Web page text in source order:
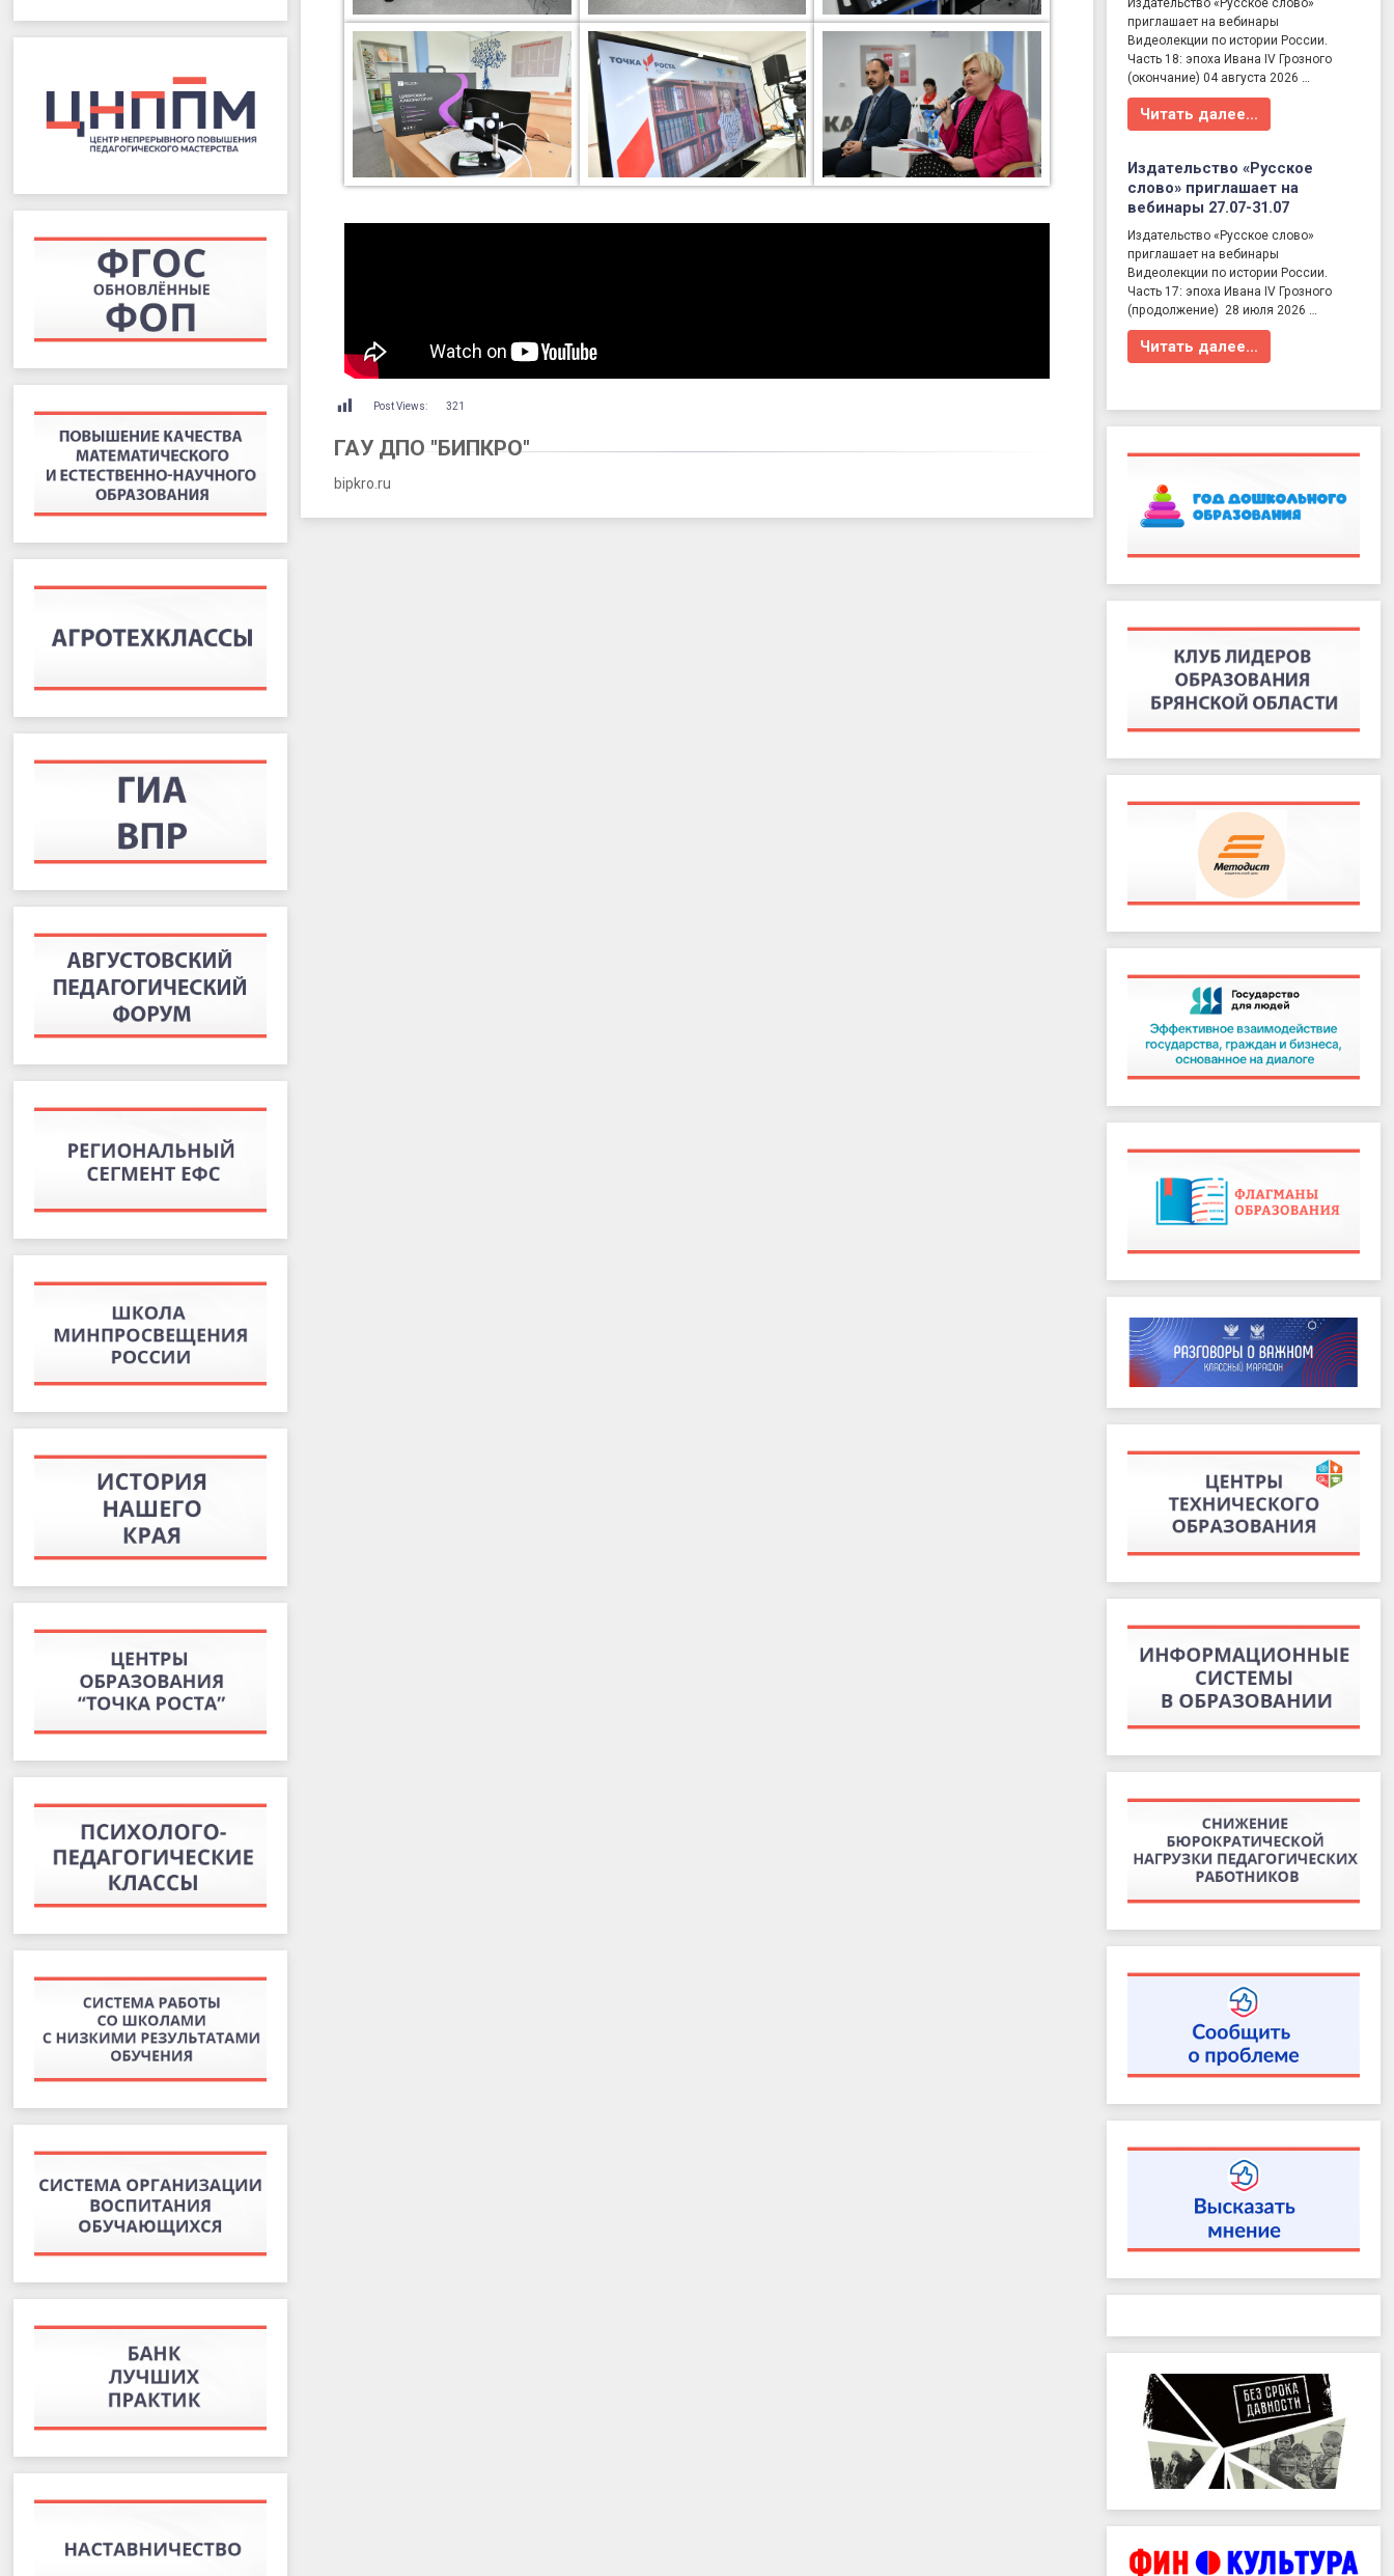
Post Views: 321
ГАУ ДПО "БИПКРО"
bipkro.ru
Издательство «Русское слово»
приглашает на вебинары
Видеолекции по истории России.
Часть 18: эпоха Ивана IV Грозного
(окончание) 04 августа 2026 …
Читать далее…
Издательство «Русское
слово» приглашает на
вебинары 27.07-31.07
Издательство «Русское слово»
приглашает на вебинары
Видеолекции по истории России.
Часть 17: эпоха Ивана IV Грозного
(продолжение) 28 июля 2026 …
Читать далее…